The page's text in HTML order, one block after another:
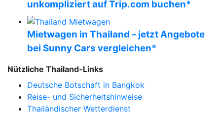
unkompliziert auf Trip.com buchen*
Mietwagen in Thailand – jetzt Angebote
bei Sunny Cars vergleichen*
Nützliche Thailand-Links
Deutsche Botschaft in Bangkok
Reise- und Sicherheitshinweise
Thailändischer Wetterdienst